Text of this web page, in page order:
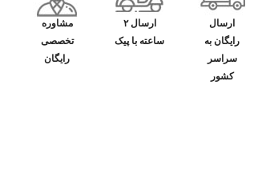
ارسال
رایگان به
سراسر
کشور
ارسال ۲
ساعته با پیک
مشاوره
تخصصی
رایگان